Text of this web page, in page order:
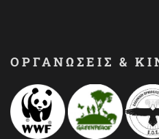
ΟΡΓΑΝΩΣΕΙΣ &